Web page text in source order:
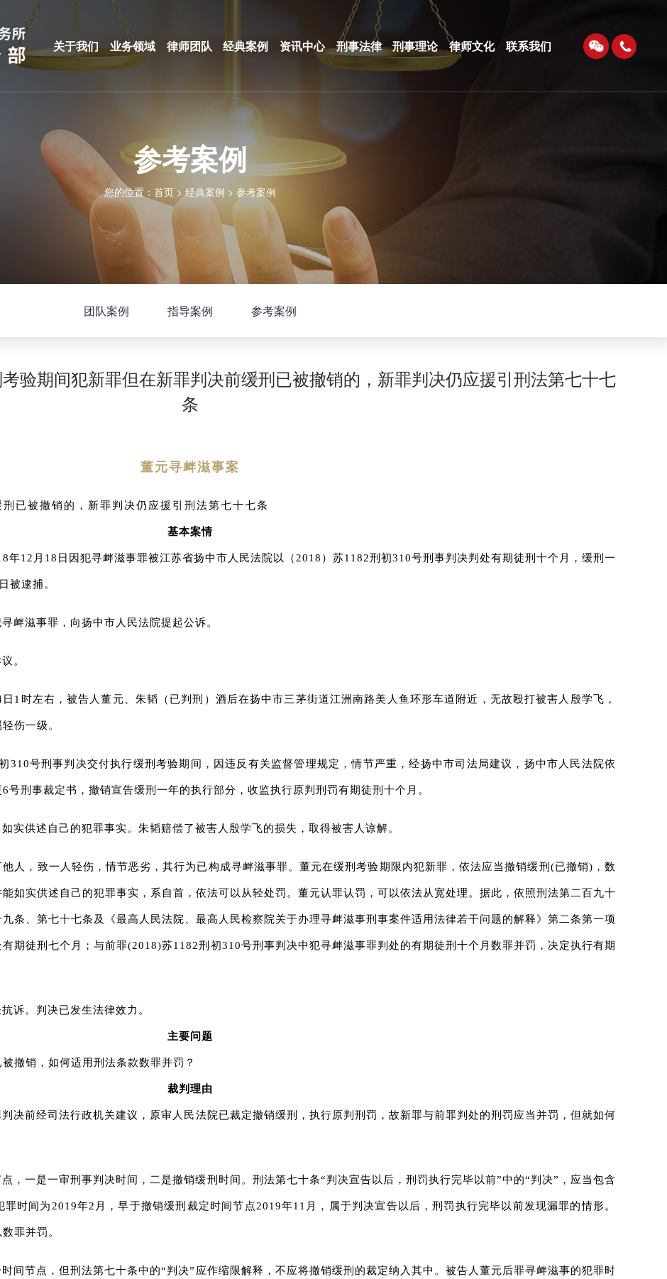
关于我们 业务领域 律师团队 经典案例 资讯中心 刑事法律 刑事理论 律师文化 联系我们
参考案例
您的位置： 首页 >经典案例 > 参考案例
团队案例 指导案例 参考案例
验期间犯新罪但在新罪判决前缓刑已被撤销的，新罪判决仍应援引刑法第七十七
条
董元寻衅滋事案
已被撤销的，新罪判决仍应援引刑法第七十七条
基本案情
年12月18日因犯寻衅滋事罪被江苏省扬中市人民法院以（2018）苏1182刑初310号刑事判决判处有期徒刑十个月，缓刑一
被逮捕。
衅滋事罪，向扬中市人民法院提起公诉。
。
1时左右，被告人董元、朱韬（已判刑）酒后在扬中市三茅街道江洲南路美人鱼环形车道附近，无故殴打被害人殷学飞，
伤一级。
310号刑事判决交付执行缓刑考验期间，因违反有关监督管理规定，情节严重，经扬中市司法局建议，扬中市人民法院依
刑事裁定书，撤销宣告缓刑一年的执行部分，收监执行原判刑罚有期徒刑十个月。
实供述自己的犯罪事实。朱韬赔偿了被害人殷学飞的损失，取得被害人谅解。
人，致一人轻伤，情节恶劣，其行为已构成寻衅滋事罪。董元在缓刑考验期限内犯新罪，依法应当撤销缓刑(已撤销)，数
如实供述自己的犯罪事实，系自首，依法可以从轻处罚。董元认罪认罚，可以依法从宽处理。据此，依照刑法第二百九十
条、第七十七条及《最高人民法院、最高人民检察院关于办理寻衅滋事刑事案件适用法律若干问题的解释》第二条第一项
期徒刑七个月；与前罪(2018)苏1182刑初310号刑事判决中犯寻衅滋事罪判处的有期徒刑十个月数罪并罚，决定执行有期
诉。判决已发生法律效力。
主要问题
撤销，如何适用刑法条款数罪并罚？
裁判理由
决前经司法行政机关建议，原审人民法院已裁定撤销缓刑，执行原判刑罚，故新罪与前罪判处的刑罚应当并罚，但就如何
，一是一审刑事判决时间，二是撤销缓刑时间。刑法第七十条“判决宣告以后，刑罚执行完毕以前”中的“判决”，应当包含
时间为2019年2月，早于撤销缓刑裁定时间节点2019年11月，属于判决宣告以后，刑罚执行完毕以前发现漏罪的情形。
罪并罚。
间节点，但刑法第七十条中的“判决”应作缩限解释，不应将撤销缓刑的裁定纳入其中。被告人董元后罪寻衅滋事的犯罪时